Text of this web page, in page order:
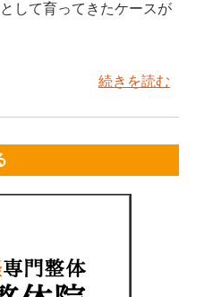
して育ってきたケースが
続きを読む